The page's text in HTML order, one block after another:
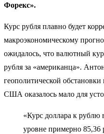
Форекс».
Курс рубля плавно будет
макроэкономическому
ожидалось, что валютный
рубля за «американца».
геополитической
США оказалось мало для
«Курс доллара к рублю
уровне примерно 85,36